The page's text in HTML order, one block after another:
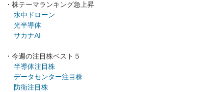
・株テーマランキング急上昇
水中ドローン
光半導体
サカナAI
・今週の注目株ベスト５
半導体注目株
データセンター注目株
防衛注目株